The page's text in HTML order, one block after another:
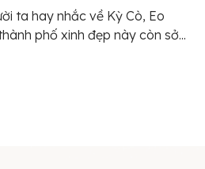
ta hay nhắc về Kỳ Cò, Eo
phố xinh đẹp này còn sở...